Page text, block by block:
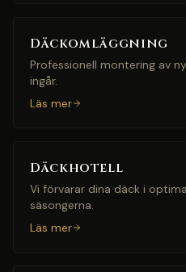
Däckomläggning
Professionell montering av
ingår.
Läs mer
Däckhotell
Vi förvarar dina däck i
säsongerna.
Läs mer